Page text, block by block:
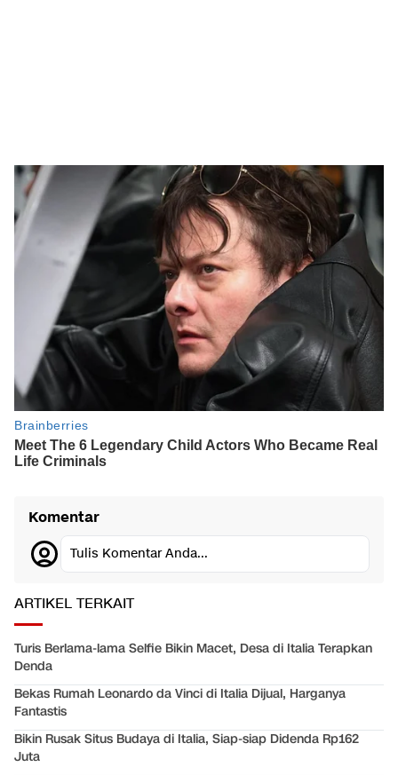
Komentar
Tulis Komentar Anda...
ARTIKEL TERKAIT
Turis Berlama-lama Selfie Bikin Macet, Desa di Italia Terapkan
Denda
Bekas Rumah Leonardo da Vinci di Italia Dijual, Harganya
Fantastis
Bikin Rusak Situs Budaya di Italia, Siap-siap Didenda Rp162
Juta